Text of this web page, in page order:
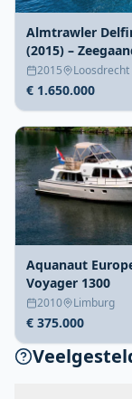
Almtrawler
(2015) –
hutten
2015 Loosdrecht
€ 1.650.000
Aquanaut
Voyager 1300
2010 Limburg
€ 375.000